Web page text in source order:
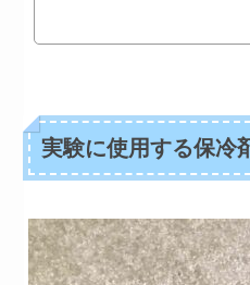
実験に使用する保冷